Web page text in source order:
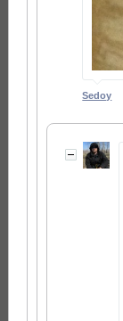
Sedoy